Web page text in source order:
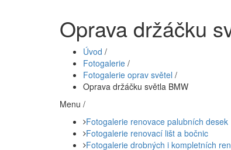
Oprava držáčku
Úvod /
Fotogalerie /
Fotogalerie oprav světel /
Oprava držáčku světla BMW
Menu /
Fotogalerie renovace palubních desek
Fotogalerie renovací lišt a bočnic
Fotogalerie drobných i kompletních